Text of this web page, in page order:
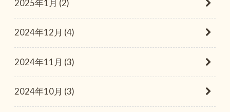
2025年1月 (2)
2024年12月 (4)
2024年11月 (3)
2024年10月 (3)